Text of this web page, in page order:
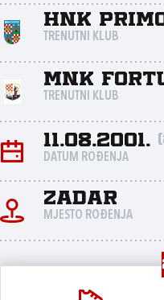
HNK
TRENUTNI KLUB
Mnk
TRENUTNI KLUB
11.08.2001.
DATUM ROĐENJA
Zadar
MJESTO ROĐENJA